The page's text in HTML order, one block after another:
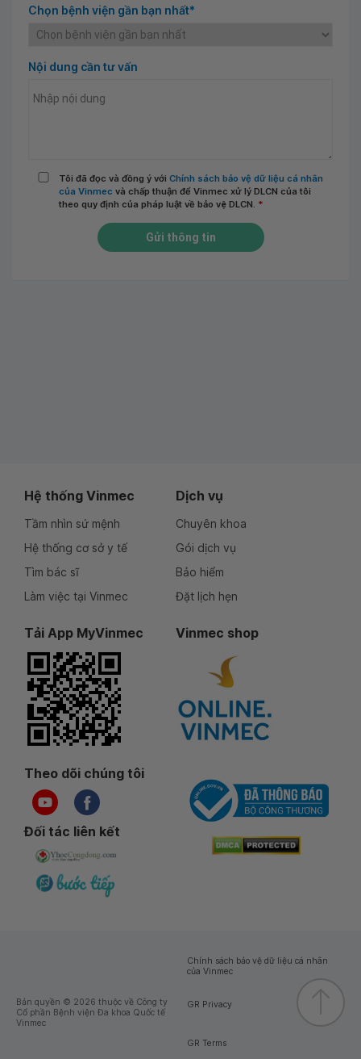
Chọn bệnh viện gần bạn nhất*
Nội dung cần tư vấn
Tôi đã đọc và đồng ý với Chính sách bảo vệ dữ liệu cá nhân
của Vinmec và chấp thuận để Vinmec xử lý DLCN của tôi
theo quy định của pháp luật về bảo vệ DLCN. *
Gửi thông tin
Hệ thống Vinmec
Tầm nhìn sứ mệnh
Hệ thống cơ sở y tế
Tìm bác sĩ
Làm việc tại Vinmec
Dịch vụ
Chuyên khoa
Gói dịch vụ
Bảo hiểm
Đặt lịch hẹn
Tải App MyVinmec Vinmec shop
Theo dõi chúng tôi
Đối tác liên kết
Bản quyền © 2026 thuộc về Công ty
Cổ phần Bệnh viện Đa khoa Quốc tế
Vinmec
Chính sách bảo vệ dữ liệu cá nhân
của Vinmec
GR Privacy
GR Terms